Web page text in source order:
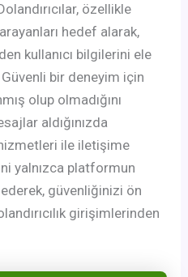
özellikle
arayanları hedef alarak,
kullanıcı bilgilerini ele
bir deneyim için
olup olmadığını
aldığınızda
ile iletişime
yalnızca platformun
güvenliğinizi ön
girişimlerinden